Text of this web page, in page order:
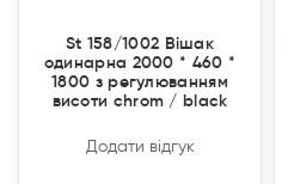
St 158/1002 Вішак
одинарна 2000 * 460 *
1800 з регулюванням
висоти chrom / black
Додати відгук